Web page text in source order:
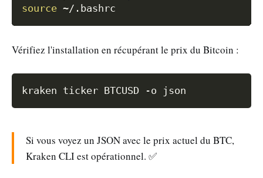
source
Vérifiez l'installation en récupérant le prix du Bitcoin :
kraken ticker BTCUSD -o
Si vous voyez un JSON avec le prix actuel du BTC,
Kraken CLI est opérationnel. ✅